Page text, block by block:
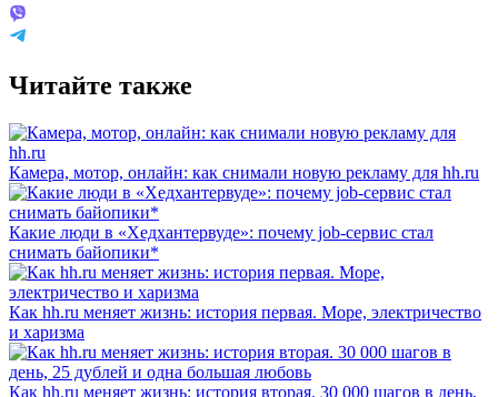
Читайте также
Камера, мотор, онлайн: как снимали новую рекламу для hh.ru
Какие люди в «Хедхантервуде»: почему job-сервис стал
снимать байопики*
Как hh.ru меняет жизнь: история первая. Море, электричество
и харизма
Как hh.ru меняет жизнь: история вторая. 30 000 шагов в день,